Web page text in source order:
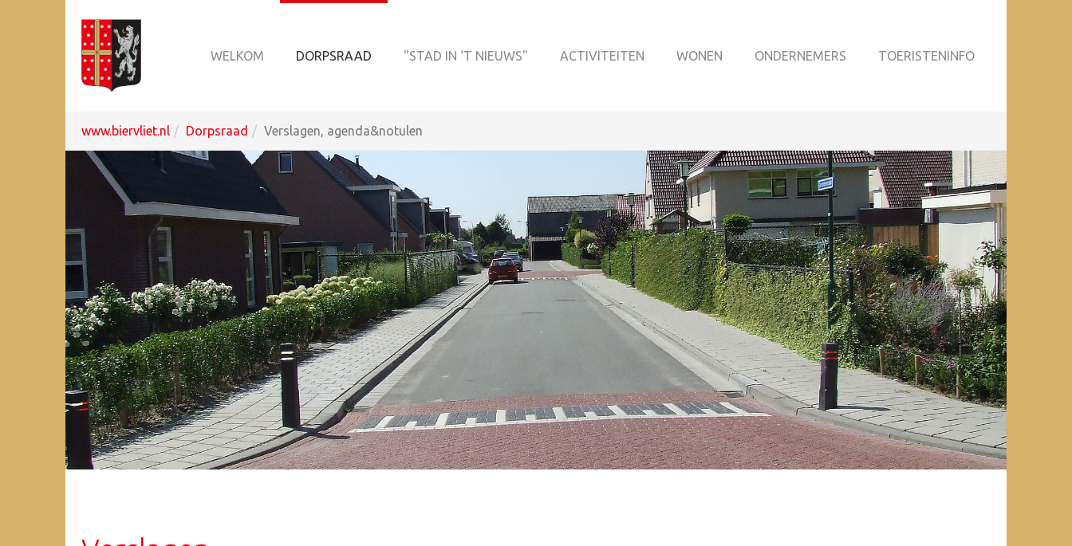
naar
hoofd-
inhoud
WELKOM DORPSRAAD "STAD IN ‘T NIEUWS" ACTIVITEITEN WONEN ONDERNEMERS TOERISTENINFO
ben
hier:
www.biervliet.nl Dorpsraad Verslagen, agenda&notulen